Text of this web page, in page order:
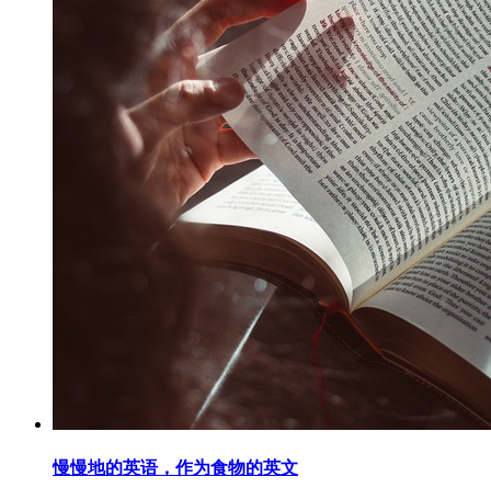
慢慢地的英语，作为食物的英文